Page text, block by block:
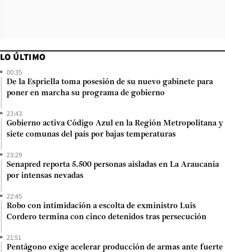
LO ÚLTIMO
00:35
De la Espriella toma posesión de su nuevo gabinete para
poner en marcha su programa de gobierno
23:43
Gobierno activa Código Azul en la Región Metropolitana y
siete comunas del país por bajas temperaturas
23:29
Senapred reporta 5.500 personas aisladas en La Araucanía
por intensas nevadas
22:45
Robo con intimidación a escolta de exministro Luis
Cordero termina con cinco detenidos tras persecución
21:51
Pentágono exige acelerar producción de armas ante fuerte